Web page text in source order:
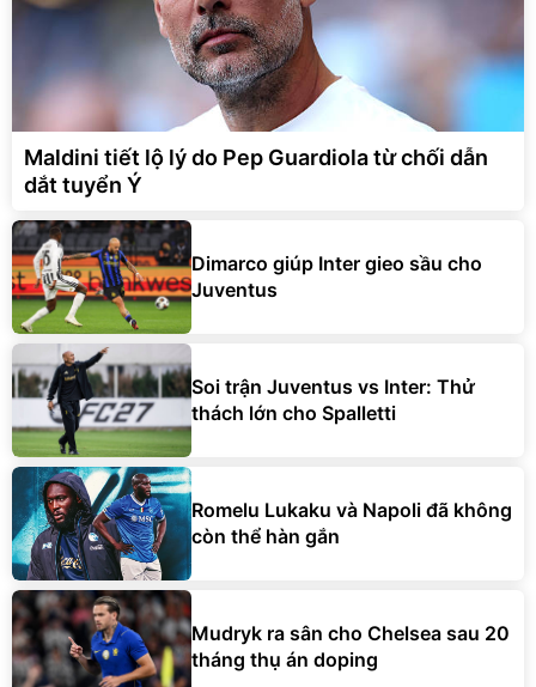
Maldini tiết lộ lý do Pep Guardiola từ chối dẫn
dắt tuyển Ý
Dimarco giúp Inter gieo sầu cho
Juventus
Soi trận Juventus vs Inter: Thử
thách lớn cho Spalletti
Romelu Lukaku và Napoli đã không
còn thể hàn gắn
Mudryk ra sân cho Chelsea sau 20
tháng thụ án doping